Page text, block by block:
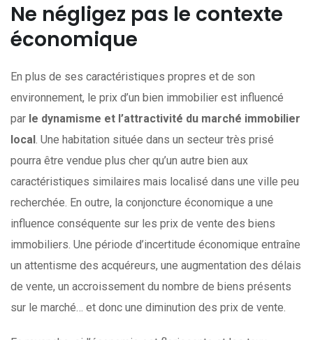
Ne négligez pas le contexte
économique
En plus de ses caractéristiques propres et de son
environnement, le prix d’un bien immobilier est influencé
par le dynamisme et l’attractivité du marché immobilier
local. Une habitation située dans un secteur très prisé
pourra être vendue plus cher qu’un autre bien aux
caractéristiques similaires mais localisé dans une ville peu
recherchée. En outre, la conjoncture économique a une
influence conséquente sur les prix de vente des biens
immobiliers. Une période d’incertitude économique entraîne
un attentisme des acquéreurs, une augmentation des délais
de vente, un accroissement du nombre de biens présents
sur le marché… et donc une diminution des prix de vente.